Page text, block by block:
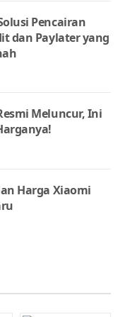
Pencairan
dan Paylater yang
Meluncur, Ini
Harga Xiaomi